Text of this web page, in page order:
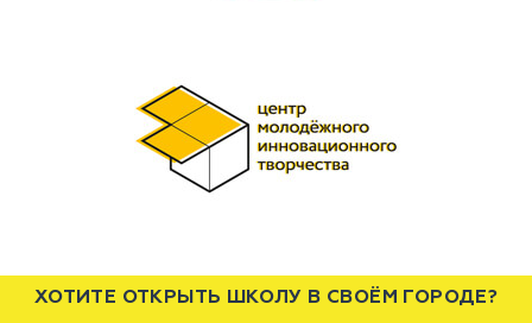
ХОТИТЕ ОТКРЫТЬ ШКОЛУ В СВОЁМ ГОРОДЕ?